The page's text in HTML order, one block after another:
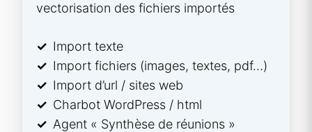
vectorisation des fichiers importés
Import texte
Import fichiers (images, textes, pdf…)
Import d’url / sites web
Charbot WordPress / html
Agent « Synthèse de réunions »